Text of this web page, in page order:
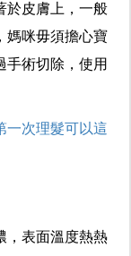
於皮膚上，一般
媽咪毋須擔心寶
手術切除，使用
一次理髮可以這
，表面溫度熱熱